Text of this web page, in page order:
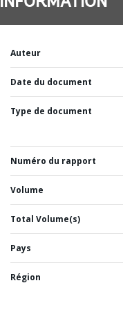
Auteur
Date du document
Type de document
Numéro du rapport
Volume
Total Volume(s)
Pays
Région